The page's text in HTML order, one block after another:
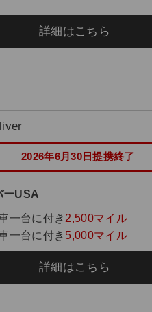
詳細はこちら
2026年6月30日提携終了
ーUSA
一台に付き 2,500マイル
一台に付き 5,000マイル
詳細はこちら